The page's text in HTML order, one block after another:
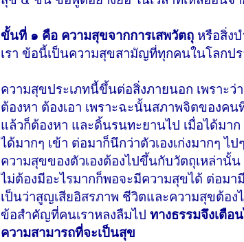
ขั้นที่ ๑ คือ ความสุขจากการเสพวัตถุ หรือสิ่ง
เรา ข้อนี้เป็นความสุขสามัญที่ทุกคนในโลกป
ความสุขประเภทนี้ขึ้นต่อสิ่งภายนอก เพราะ
ต้องหา ต้องเอา เพราะฉะนั้นสภาพจิตของค
แล้วก็ต้องหา และดิ้นรนทะยานไป เมื่อได้มา
ได้มากๆ เข้า ต่อมาก็นึกว่าตัวเองเก่งมากๆ
ความสุขของตัวเองต้องไปขึ้นกับวัตถุเหล่านั้
ไม่ต้องมีอะไรมากก็พอจะมีความสุขได้ ต่อมา
เป็นว่าสูญเสียอิสรภาพ ชีวิตและความสุขต้อง
ข้อสำคัญที่คนเราหลงลืมไป ทางธรรมจึงเตือ
ความสามารถที่จะเป็นสุข